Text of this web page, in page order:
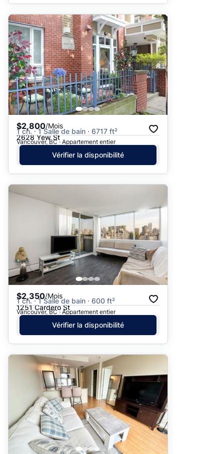
$2,800/Mois
1 ch. · 1 Salle de bain · 6717 ft²
2628 Yew St
Vancouver, BC · Appartement entier
Vérifier la disponibilité
$2,350/Mois
1 ch. · 1 Salle de bain · 600 ft²
1251 Cardero St
Vancouver, BC · Appartement entier
Vérifier la disponibilité